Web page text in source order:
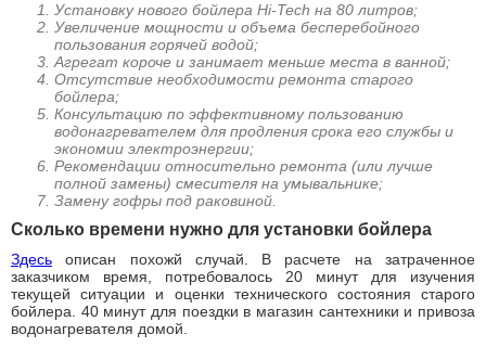
Установку нового бойлера Hi-Tech на 80 литров;
Увеличение мощности и объема бесперебойного
пользования горячей водой;
Агрегат короче и занимает меньше места в ванной;
Отсутствие необходимости ремонта старого
бойлера;
Консультацию по эффективному пользованию
водонагревателем для продления срока его службы и
экономии электроэнергии;
Рекомендации относительно ремонта (или лучше
полной замены) смесителя на умывальнике;
Замену гофры под раковиной.
Сколько времени нужно для установки бойлера
Здесь описан похожй случай. В расчете на затраченное
заказчиком время, потребовалось 20 минут для изучения
текущей ситуации и оценки технического состояния старого
бойлера. 40 минут для поездки в магазин сантехники и привоза
водонагревателя домой.